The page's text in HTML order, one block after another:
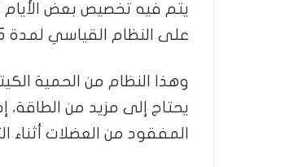
يتم فيه تخصيص بعض الأيام
على النظام القياسي لمدة 5 أيام، ثم يتبع هذا النظام باقي أيام الأسبوع (يومين).
وهذا النظام من الحمية
يحتاج إلى مزيد من
المفقود من العضلات أثناء